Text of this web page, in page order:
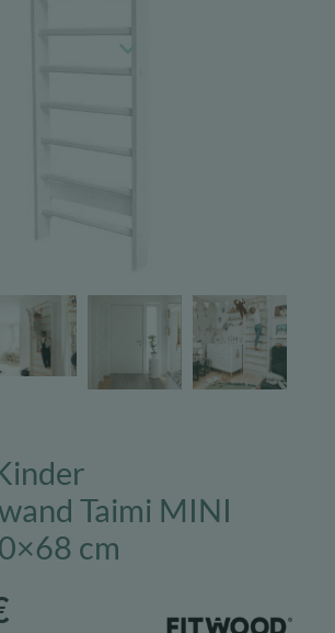
Taimi MINI
cm